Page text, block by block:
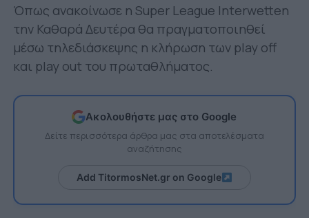
Όπως ανακοίνωσε η Super League Interwetten
την Καθαρά Δευτέρα θα πραγματοποιηθεί
μέσω τηλεδιάσκεψης η κλήρωση των play off
και play out του πρωταθλήματος.
Ακολουθήστε μας στο Google
Δείτε περισσότερα άρθρα μας στα αποτελέσματα
αναζήτησης
Add TitormosNet.gr on Google